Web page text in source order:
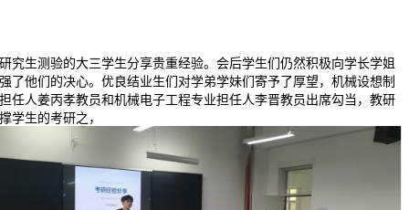
生测验的大三学生分享贵重经验。会后学生们仍然积极向学长学姐
了他们的决心。优良结业生们对学弟学妹们寄予了厚望，机械设想制
任人姜丙孝教员和机械电子工程专业担任人李晋教员出席勾当，教研
学生的考研之，